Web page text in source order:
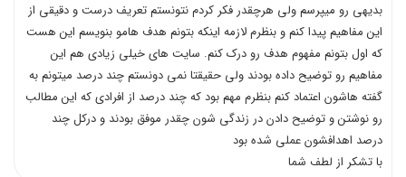
بدیهی رو میپرسم ولی هرچقدر فکر کردم نتونستم تعریف درست و دقیقی از
این مفاهیم پیدا کنم و بنظرم لازمه اینکه بتونم هدف هامو بنویسم این هست
که اول بتونم مفهوم هدف رو درک کنم. سایت های خیلی زیادی هم این
مفاهیم رو توضیح داده بودند ولی حقیقتا نمی دونستم چند درصد میتونم به
گفته هاشون اعتماد کنم بنظرم مهم بود که چند درصد از افرادی که این مطالب
رو نوشتن و توضیح دادن در زندگی شون چقدر موفق بودند و درکل چند
درصد اهدافشون عملی شده بود
با تشکر از لطف شما